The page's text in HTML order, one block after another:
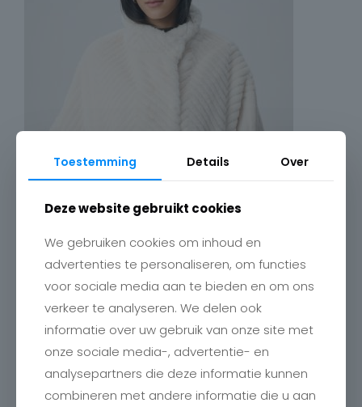
Toestemming Details Over
Deze website gebruikt cookies
We gebruiken cookies om inhoud en
advertenties te personaliseren, om functies
voor sociale media aan te bieden en om ons
verkeer te analyseren. We delen ook
informatie over uw gebruik van onze site met
onze sociale media-, advertentie- en
analysepartners die deze informatie kunnen
combineren met andere informatie die u aan